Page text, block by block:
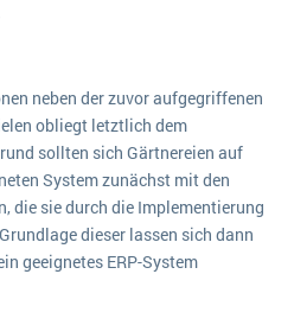
neben der zuvor aufgegriffenen
obliegt letztlich dem
sollten sich Gärtnereien auf
System zunächst mit den
die sie durch die Implementierung
dieser lassen sich dann
geeignetes ERP-System